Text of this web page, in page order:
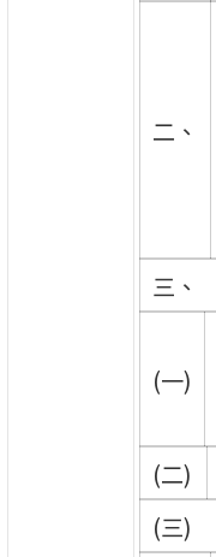
二、
三、
(一)
(二)
(三)